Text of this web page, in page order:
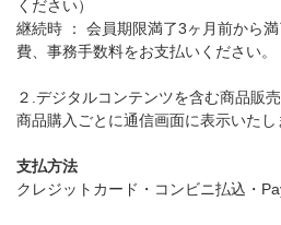
ください）
継続時 ： 会員期限満了3ヶ月前から
費、事務手数料をお支払いください。
２.デジタルコンテンツを含む商品販
商品購入ごとに通信画面に表示いたし
支払方法
クレジットカード・コンビニ払込・